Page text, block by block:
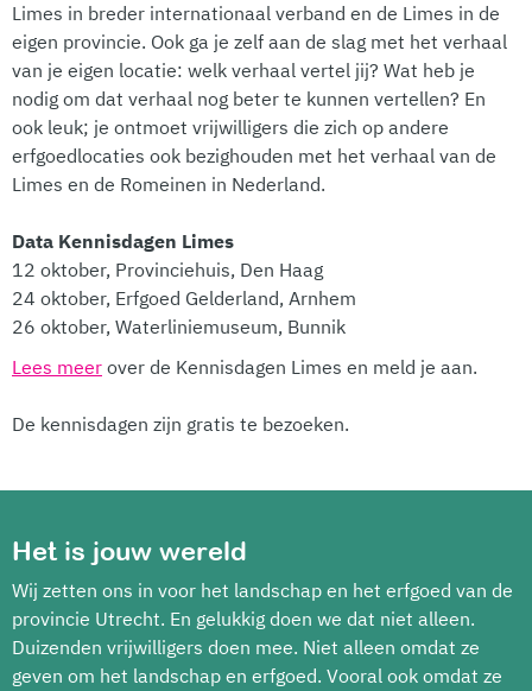
Limes in breder internationaal verband en de Limes in de
eigen provincie. Ook ga je zelf aan de slag met het verhaal
van je eigen locatie: welk verhaal vertel jij? Wat heb je
nodig om dat verhaal nog beter te kunnen vertellen? En
ook leuk; je ontmoet vrijwilligers die zich op andere
erfgoedlocaties ook bezighouden met het verhaal van de
Limes en de Romeinen in Nederland.
Data Kennisdagen Limes
12 oktober, Provinciehuis, Den Haag
24 oktober, Erfgoed Gelderland, Arnhem
26 oktober, Waterliniemuseum, Bunnik
Lees meer over de Kennisdagen Limes en meld je aan.
De kennisdagen zijn gratis te bezoeken.
Het is jouw wereld
Wij zetten ons in voor het landschap en het erfgoed van de
provincie Utrecht. En gelukkig doen we dat niet alleen.
Duizenden vrijwilligers doen mee. Niet alleen omdat ze
geven om het landschap en erfgoed. Vooral ook omdat ze